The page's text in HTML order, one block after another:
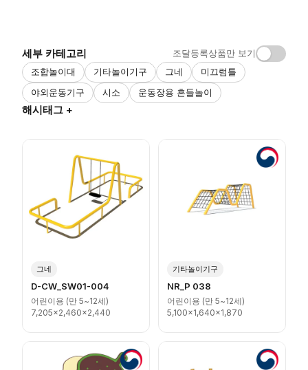
세부 카테고리 조달등록상품만 보기
조합놀이대 기타놀이기구 그네
미끄럼틀
야외운동기구
시소 운동장용 흔들놀이
해시태그 +
그네
D-CW_SW01-004
어린이용 (만 5~12세)
7,205x2,460x2,440
기타놀이기구
NR_P 038
어린이용 (만 5~12세)
5,100x1,640x1,870